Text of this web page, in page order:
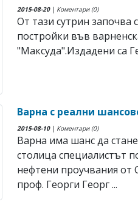
2015-08-20| Коментари (0)
От тази сутрин започва
постройки във
"Максуда".Издадени са
Варна с реални
2015-08-10| Коментари (0)
Варна има шанс да
столица специалистът
нефтени проучвания от
проф. Георги Георг ...